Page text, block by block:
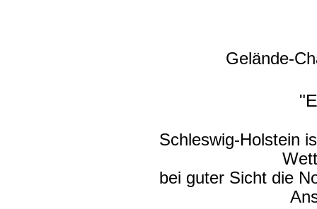
Gelände-
Schleswig-Holstein
bei guter Sicht die